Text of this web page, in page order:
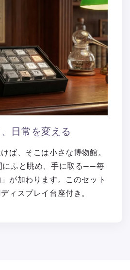
日常を変える
ば、そこは小さな博物館。
にふと眺め、手に取る——毎
が加わります。このセット
ィスプレイ台座付き。